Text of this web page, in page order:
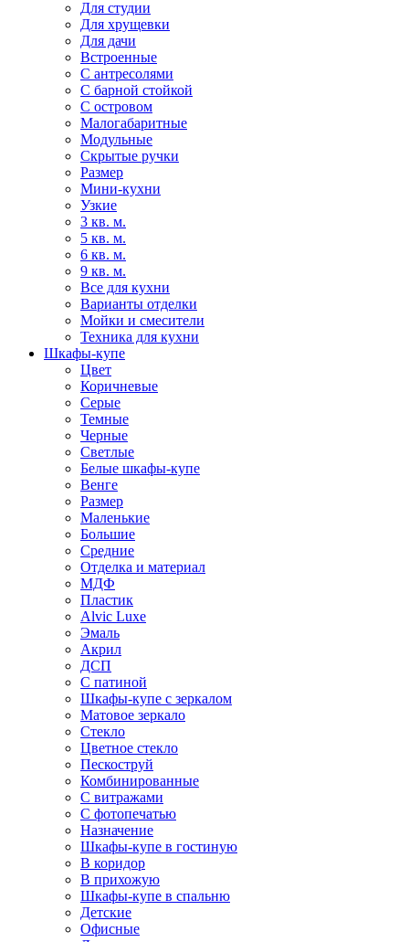
Для студии
Для хрущевки
Для дачи
Встроенные
С антресолями
С барной стойкой
С островом
Малогабаритные
Модульные
Скрытые ручки
Размер
Мини-кухни
Узкие
3 кв. м.
5 кв. м.
6 кв. м.
9 кв. м.
Все для кухни
Варианты отделки
Мойки и смесители
Техника для кухни
Шкафы-купе
Цвет
Коричневые
Серые
Темные
Черные
Светлые
Белые шкафы-купе
Венге
Размер
Маленькие
Большие
Средние
Отделка и материал
МДФ
Пластик
Alvic Luxe
Эмаль
Акрил
ДСП
С патиной
Шкафы-купе с зеркалом
Матовое зеркало
Стекло
Цветное стекло
Пескоструй
Комбинированные
С витражами
С фотопечатью
Назначение
Шкафы-купе в гостиную
В коридор
В прихожую
Шкафы-купе в спальню
Детские
Офисные